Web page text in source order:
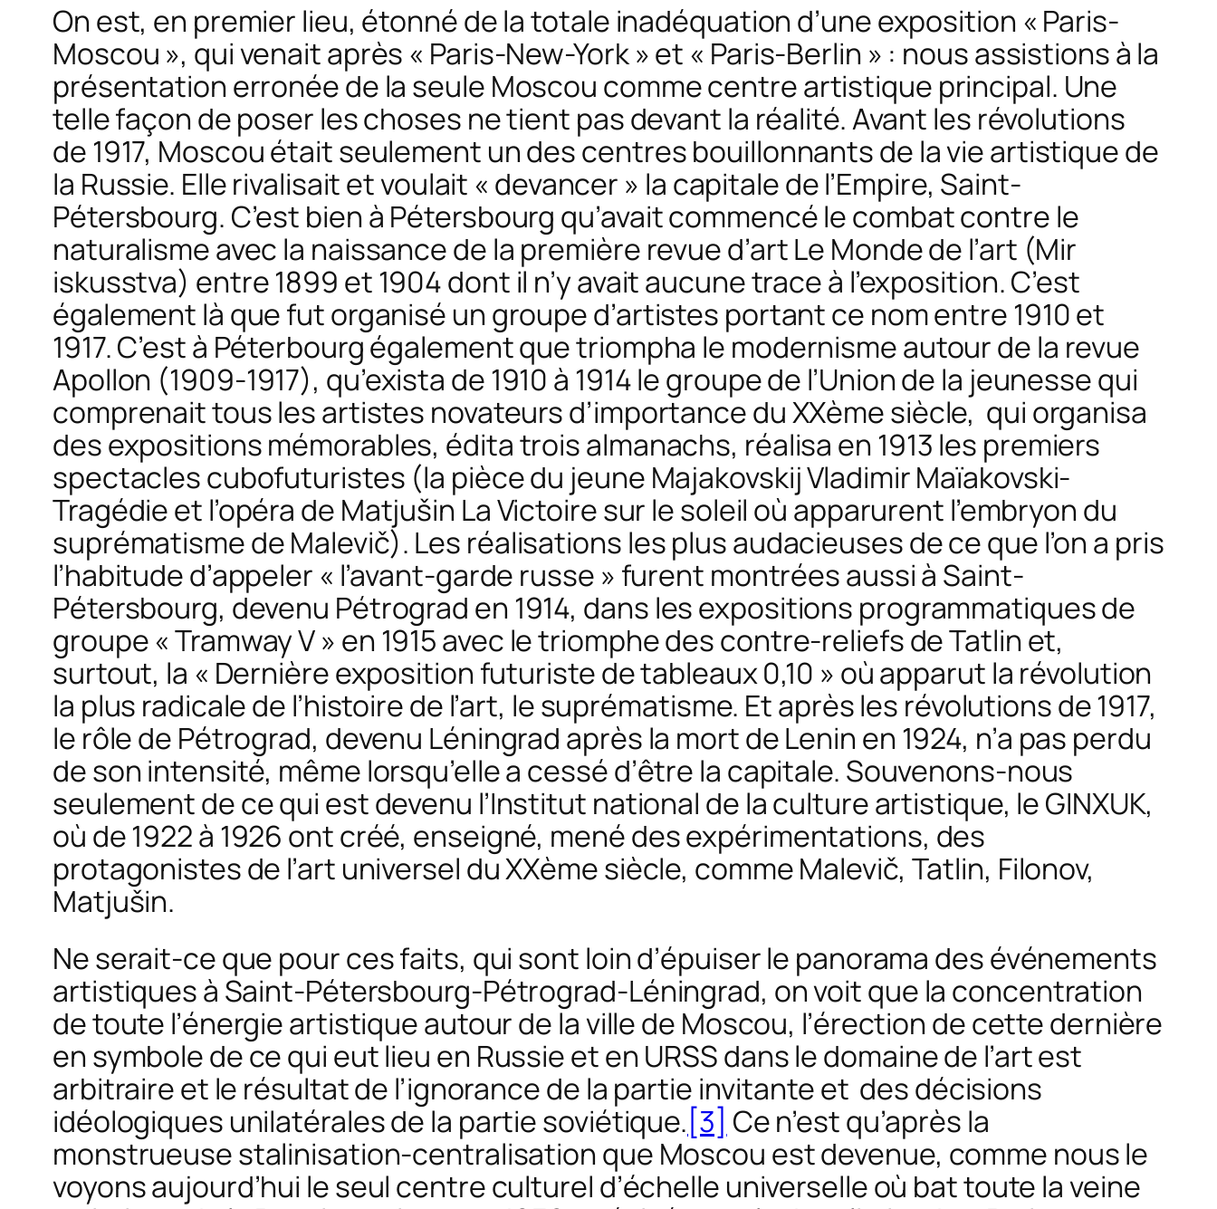
On est, en premier lieu, étonné de la totale inadéquation d’une exposition « Paris-
Moscou », qui venait après « Paris-New-York » et « Paris-Berlin » : nous assistions à la
présentation erronée de la seule Moscou comme centre artistique principal. Une
telle façon de poser les choses ne tient pas devant la réalité. Avant les révolutions
de 1917, Moscou était seulement un des centres bouillonnants de la vie artistique de
la Russie. Elle rivalisait et voulait « devancer » la capitale de l’Empire, Saint-
Pétersbourg. C’est bien à Pétersbourg qu’avait commencé le combat contre le
naturalisme avec la naissance de la première revue d’artLe Monde de l’art (Mir
iskusstva) entre 1899 et 1904 dont il n’y avait aucune trace à l’exposition. C’est
également là que fut organisé un groupe d’artistes portant ce nom entre 1910 et
1917. C’est à Péterbourg également que triompha le modernisme autour de la revue
Apollon (1909-1917), qu’exista de 1910 à 1914 le groupe de l’Union de la jeunesse qui
comprenait tous les artistes novateurs d’importance du XXème siècle, qui organisa
des expositions mémorables, édita trois almanachs, réalisa en 1913 les premiers
spectacles cubofuturistes (la pièce du jeune MajakovskijVladimir Maïakovski-
Tragédieet l’opéra de Matjušin La Victoire sur le soleil où apparurent l’embryon du
suprématisme de Malevič). Les réalisations les plus audacieuses de ce que l’on a pris
l’habitude d’appeler « l’avant-garde russe » furent montrées aussi à Saint-
Pétersbourg, devenu Pétrograd en 1914, dans les expositions programmatiques de
groupe « Tramway V » en 1915 avec le triomphe des contre-reliefs de Tatlin et,
surtout, la « Dernière exposition futuriste de tableaux 0,10 » où apparut la révolution
la plus radicale de l’histoire de l’art, le suprématisme. Et après les révolutions de 1917,
le rôle de Pétrograd, devenu Léningrad après la mort de Lenin en 1924, n’a pas perdu
de son intensité, même lorsqu’elle a cessé d’être la capitale. Souvenons-nous
seulement de ce qui est devenu l’Institut national de la culture artistique, leGINXUK,
où de 1922 à 1926 ont créé, enseigné, mené des expérimentations, des
protagonistes de l’art universel du XXème siècle, comme Malevič, Tatlin, Filonov,
Matjušin.
Ne serait-ce que pour ces faits, qui sont loin d’épuiser le panorama des événements
artistiques à Saint-Pétersbourg-Pétrograd-Léningrad, on voit que la concentration
de toute l’énergie artistique autour de la ville de Moscou, l’érection de cette dernière
en symbole de ce qui eut lieu en Russie et en URSS dans le domaine de l’art est
arbitraire et le résultat de l’ignorance de la partie invitante et des décisions
idéologiques unilatérales de la partie soviétique.[3] Ce n’est qu’après la
monstrueuse stalinisation-centralisation que Moscou est devenue, comme nous le
voyons aujourd’hui le seul centre culturel d’échelle universelle où bat toute la veine